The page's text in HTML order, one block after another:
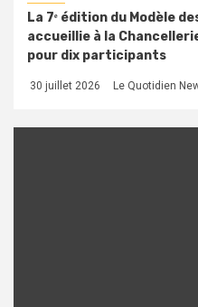
La 7ᵉ édition du Modèle
accueillie à la
pour dix participants
30 juillet 2026 Le Quotidien